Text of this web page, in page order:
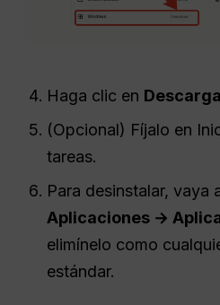
Haga clic en
(Opcional) Fíjalo en
tareas.
Para desinstalar, vaya
Aplicaciones →
elimínelo como
estándar.